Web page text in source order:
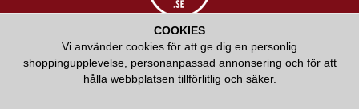
VÅR AMBITION ÄR ATT ERBJUDA HÖGKVALITATIV SERVICE OCH ATT BIDRA
MED VÅR KUNSKAP KRING HUR RÄTT GLAS KAN FÖRHÖJA EN
SMAKUPPLEVELSE.
COOKIES
Vi använder cookies för att ge dig en personlig
shoppingupplevelse, personanpassad annonsering och för att
hålla webbplatsen tillförlitlig och säker.